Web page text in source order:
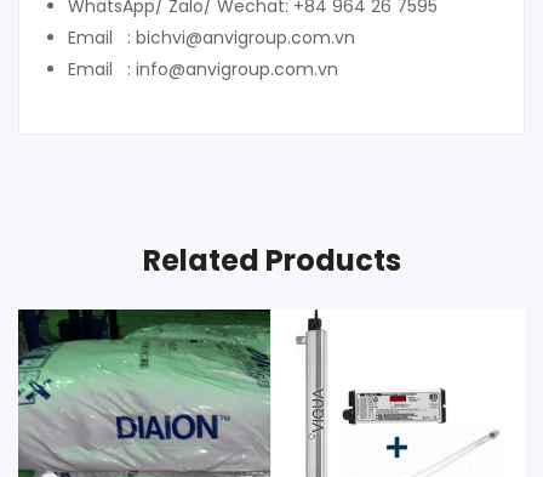
WhatsApp/ Zalo/ Wechat: +84 964 26 7595
Email : bichvi@anvigroup.com.vn
Email : info@anvigroup.com.vn
Related Products